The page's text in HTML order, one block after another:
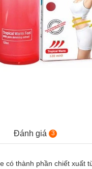
Đánh giá 3
có thành phần chiết